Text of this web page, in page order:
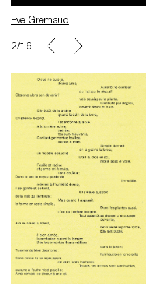
Eve Gremaud
3/16